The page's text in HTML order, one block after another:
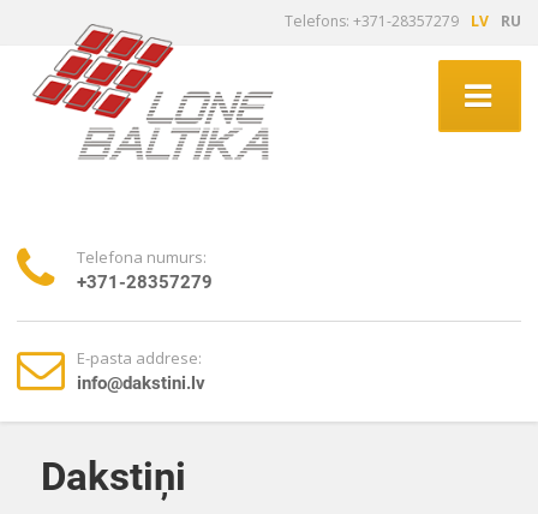
Telefons: +371-28357279 LV RU
Telefona numurs:
+371-28357279
E-pasta addrese:
info@dakstini.lv
Dakstiņi